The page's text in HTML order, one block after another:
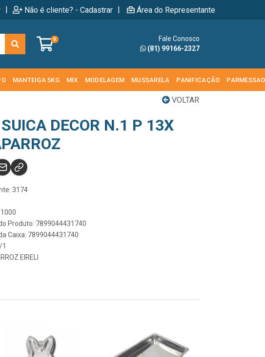
| Não é cliente? - Cadastrar | Área do Representante
0
Fale Conosco
(81) 99166-2327
MANTEIGA 5KG MIX MODELAGEM MUSSARELA PANIFICAÇÃO PARMESSAO
VOLTAR
DECOR N.1 P 13X
3174
Produto: 7899044431740
Caixa: 7899044431740
1
EIRELI